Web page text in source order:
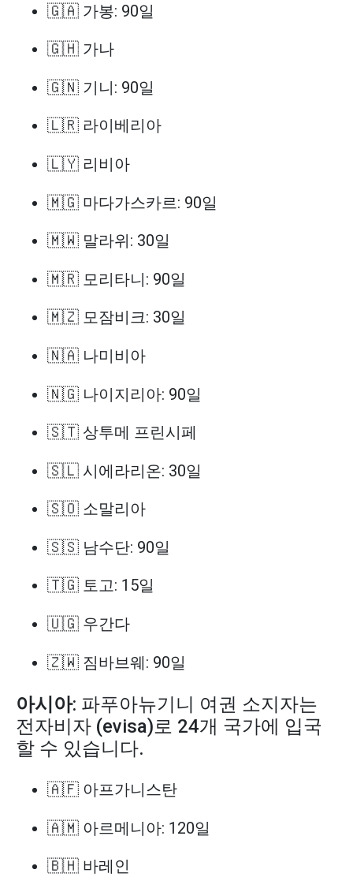
🇬🇦 가봉: 90일
🇬🇭 가나
🇬🇳 기니: 90일
🇱🇷 라이베리아
🇱🇾 리비아
🇲🇬 마다가스카르: 90일
🇲🇼 말라위: 30일
🇲🇷 모리타니: 90일
🇲🇿 모잠비크: 30일
🇳🇦 나미비아
🇳🇬 나이지리아: 90일
🇸🇹 상투메 프린시페
🇸🇱 시에라리온: 30일
🇸🇴 소말리아
🇸🇸 남수단: 90일
🇹🇬 토고: 15일
🇺🇬 우간다
🇿🇼 짐바브웨: 90일
아시아: 파푸아뉴기니 여권 소지자는
전자비자 (evisa)로 24개 국가에 입국
할 수 있습니다.
🇦🇫 아프가니스탄
🇦🇲 아르메니아: 120일
🇧🇭 바레인